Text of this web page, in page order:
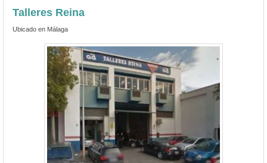
Talleres Reina
Ubicado en Málaga